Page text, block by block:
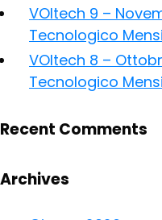
VOItech 9 –
Tecnologico
VOItech 8 –
Tecnologico
Recent Comments
Archives